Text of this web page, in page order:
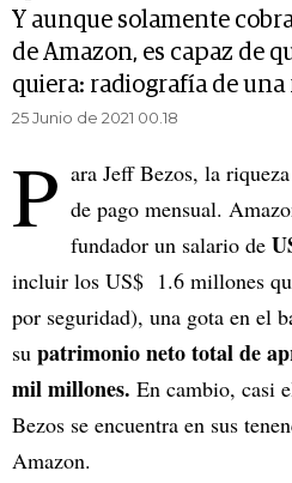
Y aunque solamente
de Amazon, es capaz de
quiera: radiografía de una
25 Junio de 2021 00.18
P ara Jeff Bezos, la
de pago mensual.
fundador un salario de
incluir los US$ 1.6 millones
por seguridad), una gota en el
su patrimonio neto total de
mil millones. En cambio, casi
Bezos se encuentra en sus
Amazon.